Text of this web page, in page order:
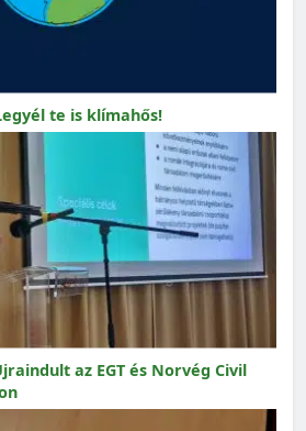
te is klímahős!
az EGT és Norvég Civil